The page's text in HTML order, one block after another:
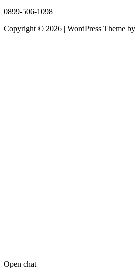
0899-506-1098
Copyright © 2026 | WordPress Theme by
Open chat